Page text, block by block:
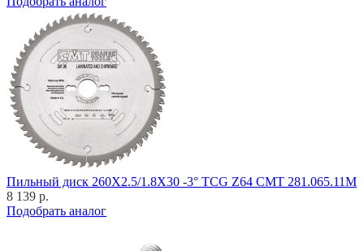
Пильный диск 260X2.5/1.8X30 -3° TCG Z64 CMT 281.065.11M
8 139 р.
Подобрать аналог